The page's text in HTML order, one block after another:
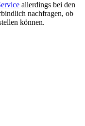
allerdings bei den
nachfragen, ob
können.